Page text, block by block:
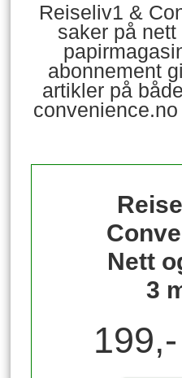
Reiseliv1 &
saker på
abonnement
artikler på
Nett
3